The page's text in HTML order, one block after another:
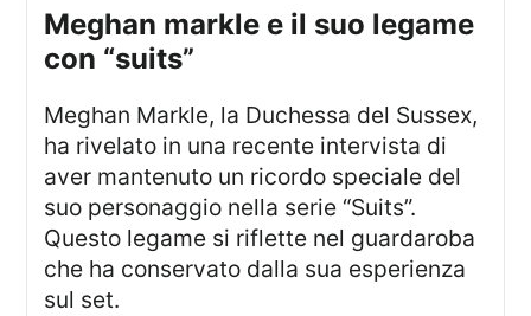
meghan markle e il suo legame
con “suits”
Meghan Markle, la Duchessa del Sussex,
ha rivelato in una recente intervista di
aver mantenuto un ricordo speciale del
suo personaggio nella serie “Suits”.
Questo legame si riflette nel guardaroba
che ha conservato dalla sua esperienza
sul set.